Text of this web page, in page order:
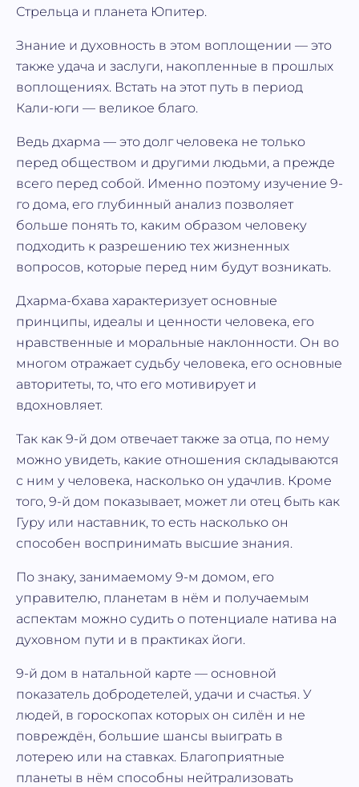
Стрельца и планета Юпитер.
Знание и духовность в этом воплощении — это
также удача и заслуги, накопленные в прошлых
воплощениях. Встать на этот путь в период
Кали-юги — великое благо.
Ведь дхарма — это долг человека не только
перед обществом и другими людьми, а прежде
всего перед собой. Именно поэтому изучение 9-
го дома, его глубинный анализ позволяет
больше понять то, каким образом человеку
подходить к разрешению тех жизненных
вопросов, которые перед ним будут возникать.
Дхарма-бхава характеризует основные
принципы, идеалы и ценности человека, его
нравственные и моральные наклонности. Он во
многом отражает судьбу человека, его основные
авторитеты, то, что его мотивирует и
вдохновляет.
Так как 9-й дом отвечает также за отца, по нему
можно увидеть, какие отношения складываются
с ним у человека, насколько он удачлив. Кроме
того, 9-й дом показывает, может ли отец быть как
Гуру или наставник, то есть насколько он
способен воспринимать высшие знания.
По знаку, занимаемому 9-м домом, его
управителю, планетам в нём и получаемым
аспектам можно судить о потенциале натива на
духовном пути и в практиках йоги.
9-й дом в натальной карте — основной
показатель добродетелей, удачи и счастья. У
людей, в гороскопах которых он силён и не
повреждён, большие шансы выиграть в
лотерею или на ставках. Благоприятные
планеты в нём способны нейтрализовать